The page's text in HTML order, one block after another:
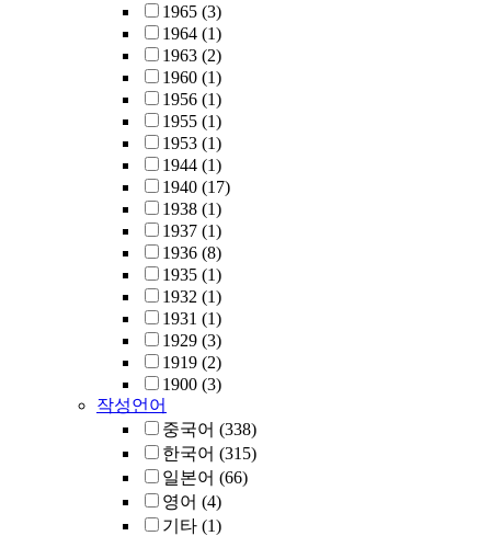
1965 (3)
1964 (1)
1963 (2)
1960 (1)
1956 (1)
1955 (1)
1953 (1)
1944 (1)
1940 (17)
1938 (1)
1937 (1)
1936 (8)
1935 (1)
1932 (1)
1931 (1)
1929 (3)
1919 (2)
1900 (3)
작성언어
중국어 (338)
한국어 (315)
일본어 (66)
영어 (4)
기타 (1)